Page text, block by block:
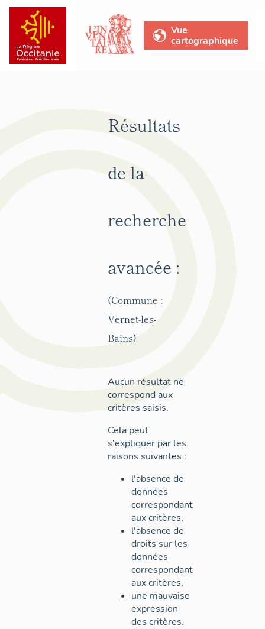
Vue
cartographique
Résultats
de la
recherche
avancée :
(Commune :
Vernet-les-
Bains)
Aucun résultat ne
correspond aux
critères saisis.
Cela peut
s'expliquer par les
raisons suivantes :
l'absence de
données
correspondant
aux critères,
l'absence de
droits sur les
données
correspondant
aux critères,
une mauvaise
expression
des critères.